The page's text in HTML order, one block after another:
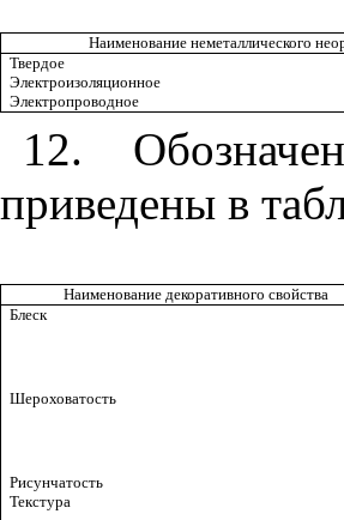
Наименование неметаллического
Твердое
Электроизоляционное
Электропроводное
12.
приведены в
Наименование декоративного свойства
Блеск
Шероховатость
Рисунчатость
Текстура